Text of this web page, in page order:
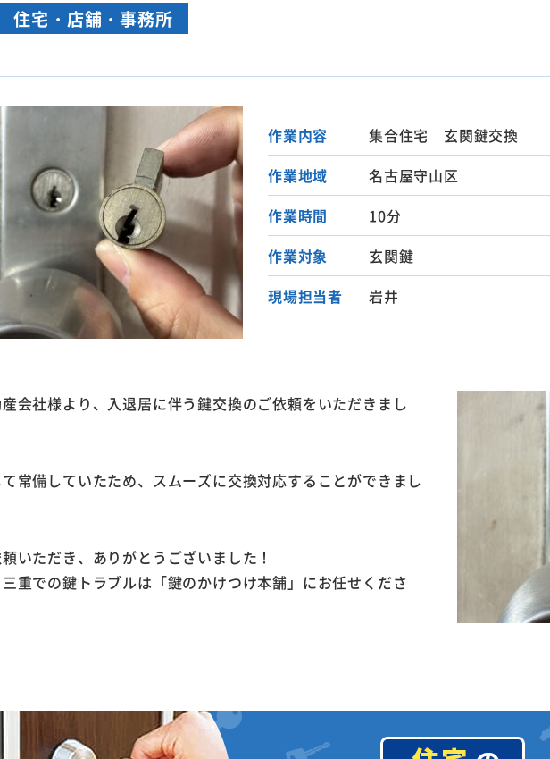
住宅・店舗・事務所
作業内容
集合住宅 玄関鍵交換
作業地域
名古屋守山区
作業時間
10分
作業対象
玄関鍵
現場担当者
岩井
会社様より、入退居に伴う鍵交換のご依頼をいただきまし
常備していたため、スムーズに交換対応することができまし
いただき、ありがとうございました！
重での鍵トラブルは「鍵のかけつけ本舗」にお任せくださ